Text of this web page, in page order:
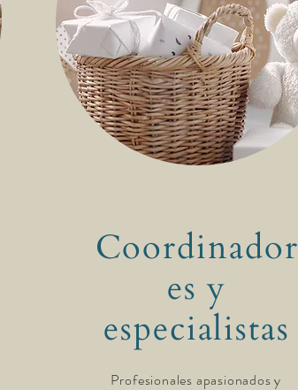
Coordinador
es y
especialistas
Profesionales apasionados y